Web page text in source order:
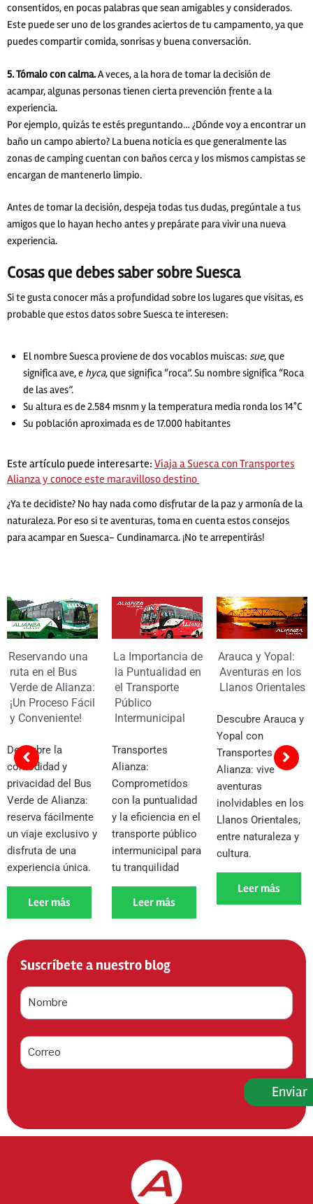
consentidos, en pocas palabras que sean amigables y considerados.
Este puede ser uno de los grandes aciertos de tu campamento, ya que
puedes compartir comida, sonrisas y buena conversación.
5. Tómalo con calma.A veces,a la hora de tomar la decisión de
acampar, algunas personas tienen cierta prevención frente a la
experiencia.
Por ejemplo, quizás te estés preguntando… ¿Dónde voy a encontrar un
baño un campo abierto? La buena noticia es que generalmente las
zonas de camping cuentan con baños cerca y los mismos campistas se
encargan de mantenerlo limpio.
Antes de tomar la decisión, despeja todas tus dudas, pregúntale a tus
amigos que lo hayan hecho antes y prepárate para vivir una nueva
experiencia.
Cosas que debes saber sobre Suesca
Si te gusta conocer más a profundidad sobre los lugares que visitas, es
probable que estos datos sobre Suesca te interesen:
El nombre Suesca proviene de dos vocablos muiscas: sue, que
significa ave, e hyca, que significa “roca”. Su nombre significa “Roca
de las aves”.
Su altura es de 2.584 msnm y la temperatura media ronda los 14°C
Su población aproximada es de 17.000 habitantes
Este artículo puede interesarte: Viaja a Suesca con Transportes
Alianza y conoce este maravilloso destino
¿Ya te decidiste? No hay nada como disfrutar de la paz y armonía de la
naturaleza. Por eso si te aventuras, toma en cuenta estos consejos
para acampar en Suesca- Cundinamarca. ¡No te arrepentirás!
Reservando una
ruta en el Bus
Verde de Alianza:
¡Un Proceso Fácil
y Conveniente!
Descubre la
comodidad y
privacidad del Bus
Verde de Alianza:
reserva fácilmente
un viaje exclusivo y
disfruta de una
experiencia única.
Leer más
La Importancia de
la Puntualidad en
el Transporte
Público
Intermunicipal
Transportes
Alianza:
Comprometidos
con la puntualidad
y la eficiencia en el
transporte público
intermunicipal para
tu tranquilidad
Leer más
Arauca y Yopal:
Aventuras en los
Llanos Orientales
Descubre Arauca y
Yopal con
Transportes
Alianza: vive
aventuras
inolvidables en los
Llanos Orientales,
entre naturaleza y
cultura.
Leer más
Suscríbete a nuestro blog